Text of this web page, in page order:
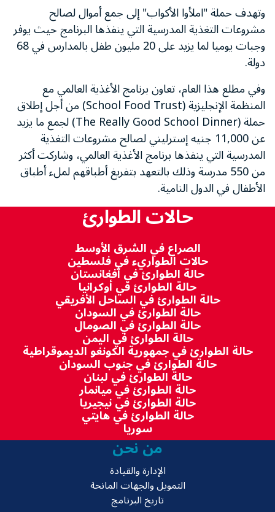
وتهدف حملة "املأوا الأكواب" إلى جمع أموال لصالح
مشروعات التغذية المدرسية التي ينفذها البرنامج حيث يوفر
وجبات يوميا لما يزيد على 20 مليون طفل بالمدارس في 68
دولة.
وفي مطلع هذا العام، تعاون برنامج الأغذية العالمي مع
المنظمة الإنجليزية (School Food Trust) من أجل إطلاق
حملة (The Really Good School Dinner) لجمع ما يزيد
عن 11,000 جنيه إسترليني لصالح مشروعات التغذية
المدرسية التي ينفذها برنامج الأغذية العالمي، وشاركت أكثر
من 550 مدرسة وذلك بالتعهد بتفريغ أطباقهم لملء أطباق
الأطفال في الدول النامية.
حالات الطوارئ
الصراع في الشرق الأوسط
حالات الطواريء في فلسطين
حالة الطوارئ في أفغانستان
حالة الطوارئ في أوكرانيا
حالة الطوارئ في الساحل الأفريقي
حالة الطوارئ في السودان
حالة الطوارئ في الصومال
حالة الطوارئ في اليمن
حالة الطوارئ في جمهورية الكونغو الديموقراطية
حالة الطوارئ في جنوب السودان
حالة الطوارئ في لبنان
حالة الطوارئ في ميانمار
حالة الطوارئ في نيجيريا
حالة الطوارئ في هايتي
سوريا
من نحن
الإدارة والقيادة
التمويل والجهات المانحة
تاريخ البرنامج